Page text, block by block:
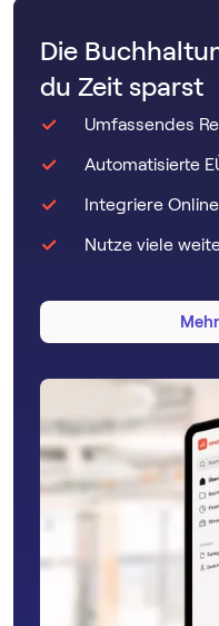
Die
du Zeit sparst
Umfassendes
Automatisierte
Integriere
Nutze viele